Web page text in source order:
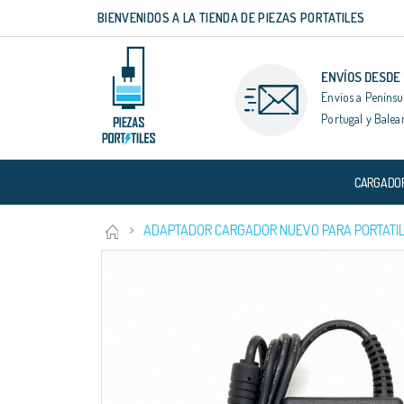
contenido
BIENVENIDOS A LA TIENDA DE PIEZAS PORTATILES
ENVÍOS
Envíos a
Portugal y
ADAPTADOR CARGADOR NUEVO PARA